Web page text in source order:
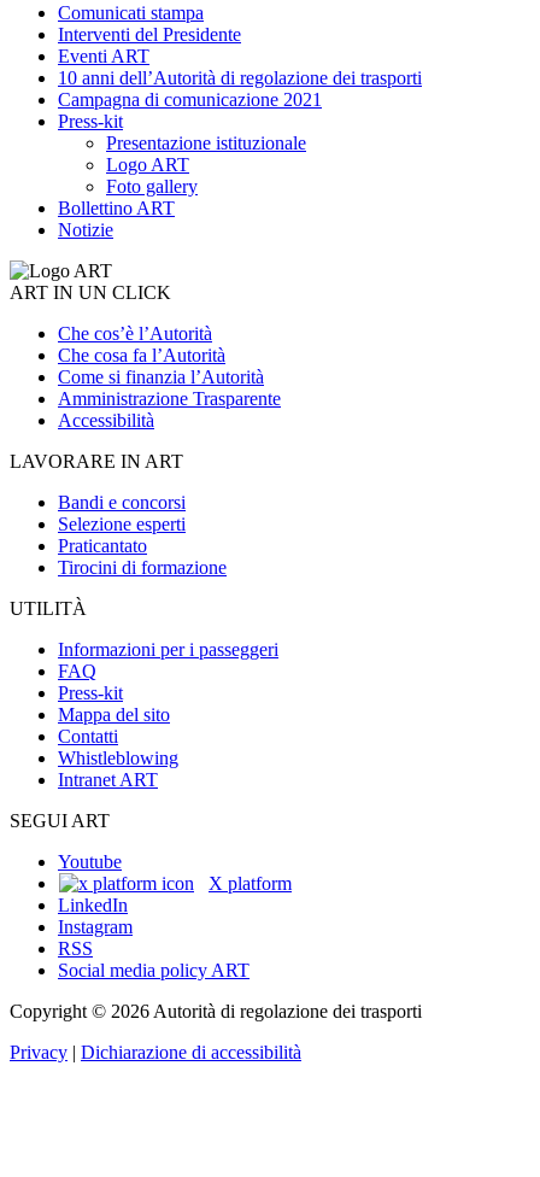
Comunicati stampa
Interventi del Presidente
Eventi ART
10 anni dell’Autorità di regolazione dei trasporti
Campagna di comunicazione 2021
Press-kit
Presentazione istituzionale
Logo ART
Foto gallery
Bollettino ART
Notizie
ART IN UN CLICK
Che cos’è l’Autorità
Che cosa fa l’Autorità
Come si finanzia l’Autorità
Amministrazione Trasparente
Accessibilità
LAVORARE IN ART
Bandi e concorsi
Selezione esperti
Praticantato
Tirocini di formazione
UTILITÀ
Informazioni per i passeggeri
FAQ
Press-kit
Mappa del sito
Contatti
Whistleblowing
Intranet ART
SEGUI ART
Youtube
X platform
LinkedIn
Instagram
RSS
Social media policy ART
Copyright © 2026 Autorità di regolazione dei trasporti
Privacy | Dichiarazione di accessibilità